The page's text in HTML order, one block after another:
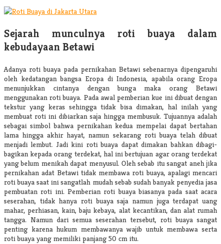
Sejarah munculnya roti buaya dalam
kebudayaan Betawi
Adanya roti buaya pada pernikahan Betawi sebenarnya dipengaruhi
oleh kedatangan bangsa Eropa di Indonesia, apabila orang Eropa
menunjukkan cintanya dengan bunga maka orang Betawi
menggunakan roti buaya. Pada awal pemberian kue ini dibuat dengan
tekstur yang keras sehingga tidak bisa dimakan, hal inilah yang
membuat roti ini dibiarkan saja hingga membusuk. Tujuannya adalah
sebagai simbol bahwa pernikahan kedua mempelai dapat bertahan
lama hingga akhir hayat, namun sekarang roti buaya telah dibuat
menjadi lembut. Jadi kini roti buaya dapat dimakan bahkan dibagi-
bagikan kepada orang terdekat, hal ini bertujuan agar orang terdekat
yang belum menikah dapat menyusul. Oleh sebab itu sangat aneh jika
pernikahan adat Betawi tidak membawa roti buaya, apalagi mencari
roti buaya saat ini sangatlah mudah sebab sudah banyak penyedia jasa
pembuatan roti ini. Pemberian roti buaya biasanya pada saat acara
seserahan, tidak hanya roti buaya saja namun juga terdapat uang
mahar, perhiasan, kain, baju kebaya, alat kecantikan, dan alat rumah
tangga. Namun dari semua seserahan tersebut, roti buaya sangat
penting karena hukum membawanya wajib untuk membawa serta
roti buaya yang memiliki panjang 50 cm itu.